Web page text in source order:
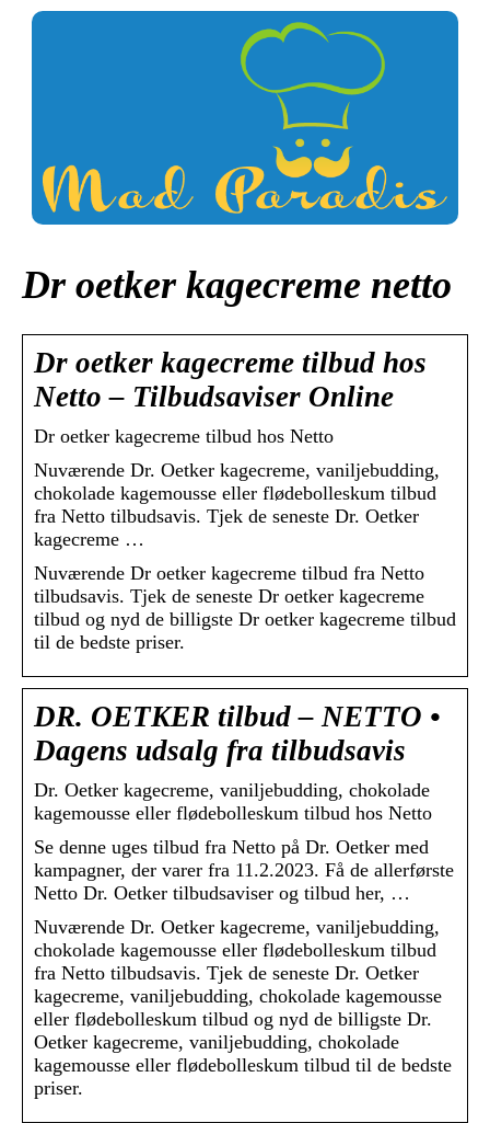
Dr oetker kagecreme netto
Dr oetker kagecreme tilbud hos
Netto – Tilbudsaviser Online
Dr oetker kagecreme tilbud hos Netto
Nuværende Dr. Oetker kagecreme, vaniljebudding,
chokolade kagemousse eller flødebolleskum tilbud
fra Netto tilbudsavis. Tjek de seneste Dr. Oetker
kagecreme …
Nuværende Dr oetker kagecreme tilbud fra Netto
tilbudsavis. Tjek de seneste Dr oetker kagecreme
tilbud og nyd de billigste Dr oetker kagecreme tilbud
til de bedste priser.
DR. OETKER tilbud – NETTO •
Dagens udsalg fra tilbudsavis
Dr. Oetker kagecreme, vaniljebudding, chokolade
kagemousse eller flødebolleskum tilbud hos Netto
Se denne uges tilbud fra Netto på Dr. Oetker med
kampagner, der varer fra 11.2.2023. Få de allerførste
Netto Dr. Oetker tilbudsaviser og tilbud her, …
Nuværende Dr. Oetker kagecreme, vaniljebudding,
chokolade kagemousse eller flødebolleskum tilbud
fra Netto tilbudsavis. Tjek de seneste Dr. Oetker
kagecreme, vaniljebudding, chokolade kagemousse
eller flødebolleskum tilbud og nyd de billigste Dr.
Oetker kagecreme, vaniljebudding, chokolade
kagemousse eller flødebolleskum tilbud til de bedste
priser.